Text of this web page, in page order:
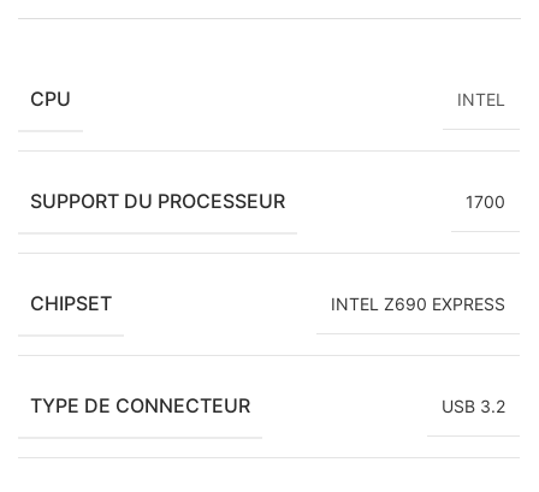
CPU INTEL
SUPPORT DU PROCESSEUR 1700
CHIPSET INTEL Z690 EXPRESS
TYPE DE CONNECTEUR USB 3.2